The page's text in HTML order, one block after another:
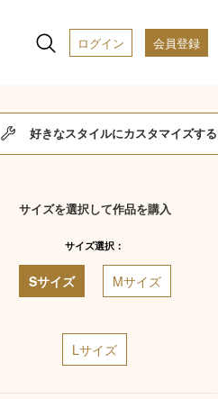
ログイン 会員登録
好きなスタイルにカスタマイズする
サイズを選択して作品を購入
サイズ選択：
Sサイズ Mサイズ
Lサイズ